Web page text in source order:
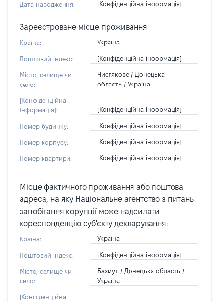
Дата народження: [Конфіденційна інформація]
Зареєстроване місце проживання
Країна: Україна
Поштовий індекс: [Конфіденційна інформація]
Місто, селище чи
село:
Чистякове / Донецька
область / Україна
[Конфіденційна
Інформація]:
[Конфіденційна інформація]
Номер будинку: [Конфіденційна інформація]
Номер корпусу: [Конфіденційна інформація]
Номер квартири: [Конфіденційна інформація]
Місце фактичного проживання або поштова
адреса, на яку Національне агентство з питань
запобігання корупції може надсилати
кореспонденцію суб'єкту декларування:
Країна: Україна
Поштовий індекс: [Конфіденційна інформація]
Місто, селище чи
село:
Бахмут / Донецька область /
Україна
[Конфіденційна